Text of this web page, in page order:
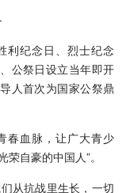
利纪念日、烈士纪念
公祭日设立当年即开
人首次为国家公祭鼎
春血脉，让广大青少
自豪的中国人”。
从抗战里生长，一切